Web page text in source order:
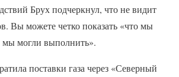
Брух подчеркнул, что не видит
Вы можете четко показать «что мы
мы могли выполнить».
поставки газа через «Северный